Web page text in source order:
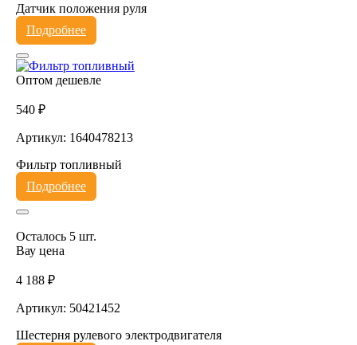
Датчик положения руля
Подробнее
Оптом дешевле
540 ₽
Артикул: 1640478213
Фильтр топливный
Подробнее
Осталось 5 шт.
Вау цена
4 188 ₽
Артикул: 50421452
Шестерня рулевого электродвигателя